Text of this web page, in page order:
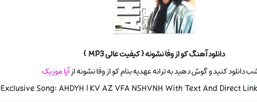
دانلود آهنگ کو از وفا نشونه { کیفیت عالی MP3 }
دانلود کنید و گوش دهید به ترانه عهدیه بنام کو از وفا نشونه ازآپا موزیک
Exclusive Song: AHDYH | KV AZ VFA NSHVNH With Text And Direct